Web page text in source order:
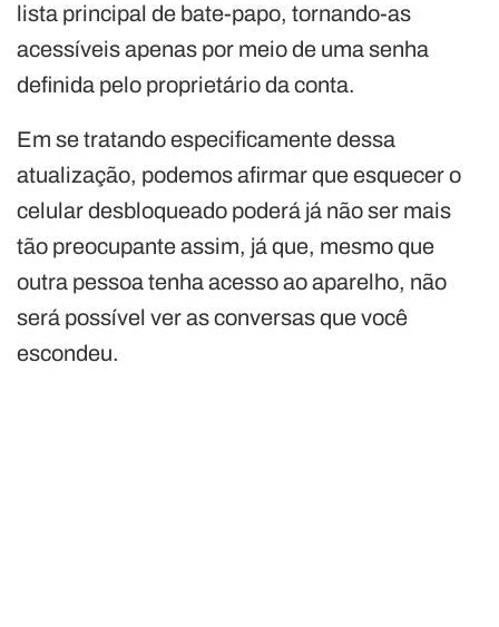
lista principal de bate-papo, tornando-as
acessíveis apenas por meio de uma senha
definida pelo proprietário da conta.
Em se tratando especificamente dessa
atualização, podemos afirmar que esquecer o
celular desbloqueado poderá já não ser mais
tão preocupante assim, já que, mesmo que
outra pessoa tenha acesso ao aparelho, não
será possível ver as conversas que você
escondeu.